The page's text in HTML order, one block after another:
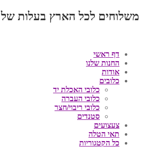
משלוחים לכל הארץ בעלות של 50 ש"ח בלבד!
דף ראשי
החנות שלנו
אודות
כלובים
כלובי האכלת יד
כלובי העברה
כלובי ריבוי/חצר
סטנדים
צעצועים
תאי הטלה
כל הקטגוריות